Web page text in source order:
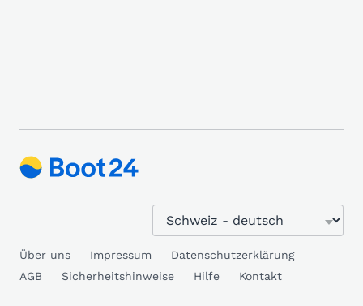
Über uns Impressum
Datenschutzerklärung
AGB
Sicherheitshinweise Hilfe Kontakt